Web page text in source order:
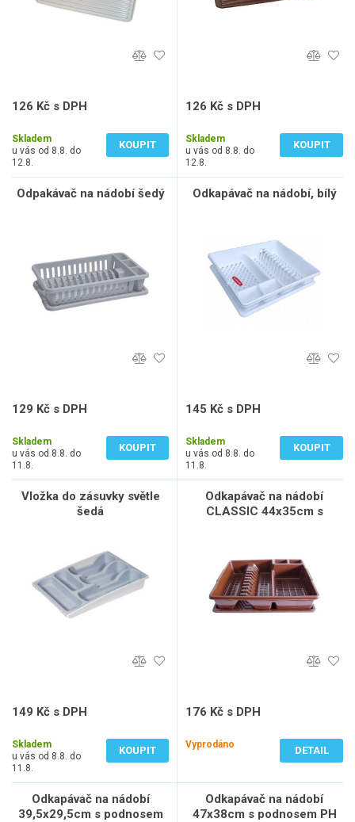
126 Kč s DPH
Skladem
u vás od 8.8. do
12.8.
KOUPIT
126 Kč s DPH
Skladem
u vás od 8.8. do
12.8.
KOUPIT
Odpakávač na nádobí šedý
129 Kč s DPH
Skladem
u vás od 8.8. do
11.8.
KOUPIT
Odkapávač na nádobí, bílý
145 Kč s DPH
Skladem
u vás od 8.8. do
11.8.
KOUPIT
Vložka do zásuvky světle
šedá
149 Kč s DPH
Skladem
u vás od 8.8. do
11.8.
KOUPIT
Odkapávač na nádobí
CLASSIC 44x35cm s
176 Kč s DPH
Vyprodáno
DETAIL
Odkapávač na nádobí
39,5x29,5cm s podnosem
Odkapávač na nádobí
47x38cm s podnosem PH